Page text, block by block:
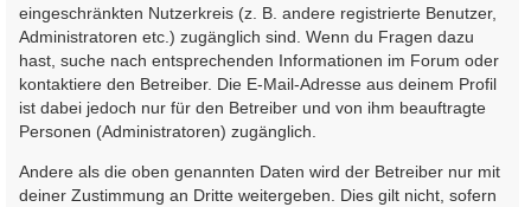
eingeschränkten Nutzerkreis (z. B. andere registrierte Benutzer,
Administratoren etc.) zugänglich sind. Wenn du Fragen dazu
hast, suche nach entsprechenden Informationen im Forum oder
kontaktiere den Betreiber. Die E-Mail-Adresse aus deinem Profil
ist dabei jedoch nur für den Betreiber und von ihm beauftragte
Personen (Administratoren) zugänglich.
Andere als die oben genannten Daten wird der Betreiber nur mit
deiner Zustimmung an Dritte weitergeben. Dies gilt nicht, sofern